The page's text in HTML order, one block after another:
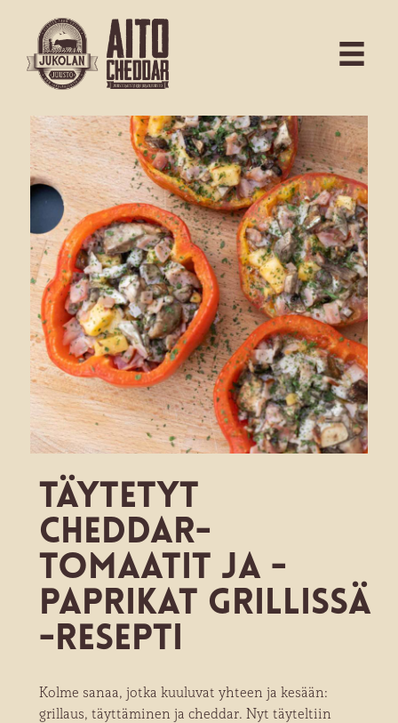
Täytetyt
cheddar-
tomaatit ja -
paprikat grillissä
-resepti
Kolme sanaa, jotka kuuluvat yhteen ja kesään:
grillaus, täyttäminen ja cheddar. Nyt täyteltiin